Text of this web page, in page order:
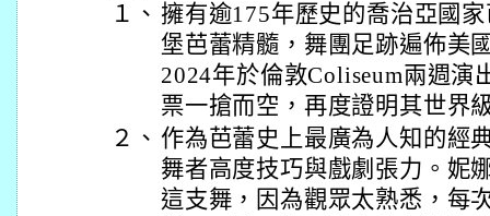
１、 擁有逾175年歷史的喬治亞國
堡芭蕾精髓，舞團足跡遍佈美
2024年於倫敦Coliseum兩週演
票一搶而空，再度證明其世界
２、 作為芭蕾史上最廣為人知的經
舞者高度技巧與戲劇張力。妮
這支舞，因為觀眾太熟悉，每